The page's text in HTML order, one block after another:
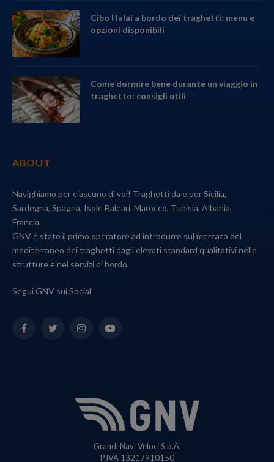
Cibo Halal a bordo dei traghetti: menu e
opzioni disponibili
Come dormire bene durante un viaggio in
traghetto: consigli utili
ABOUT
Navighiamo per ciascuno di voi! Traghetti da e per Sicilia,
Sardegna, Spagna, Isole Baleari, Marocco, Tunisia, Albania,
Francia.
GNV è stato il primo operatore ad introdurre sul mercato del
mediterraneo dei traghetti dagli elevati standard qualitativi nelle
strutture e nei servizi di bordo.
Segui GNV sui Social
FacebookTwitterInstagramYouTube
Grandi Navi Veloci S.p.A.
P.IVA 13217910150